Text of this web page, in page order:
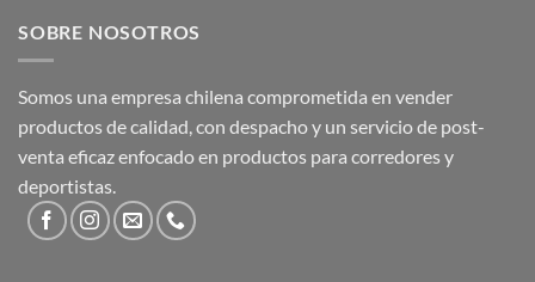
SOBRE NOSOTROS
Somos una empresa chilena comprometida en vender
productos de calidad, con despacho y un servicio de post-
venta eficaz enfocado en productos para corredores y
deportistas.